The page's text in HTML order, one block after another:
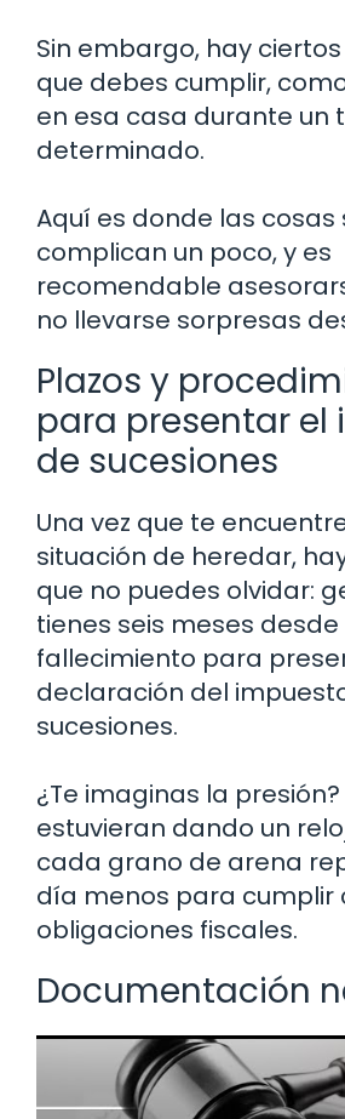
Sin embargo, hay
que debes cumplir,
en esa casa durante un
determinado.
Aquí es donde las cosas
complican un poco, y es
recomendable
no llevarse sorpresas
Plazos y
para presentar el
de sucesiones
Una vez que te
situación de heredar,
que no puedes olvidar:
tienes seis meses desde
fallecimiento para
declaración del
sucesiones.
¿Te imaginas la
estuvieran dando un
cada grano de arena
día menos para cumplir
obligaciones fiscales.
Documentación